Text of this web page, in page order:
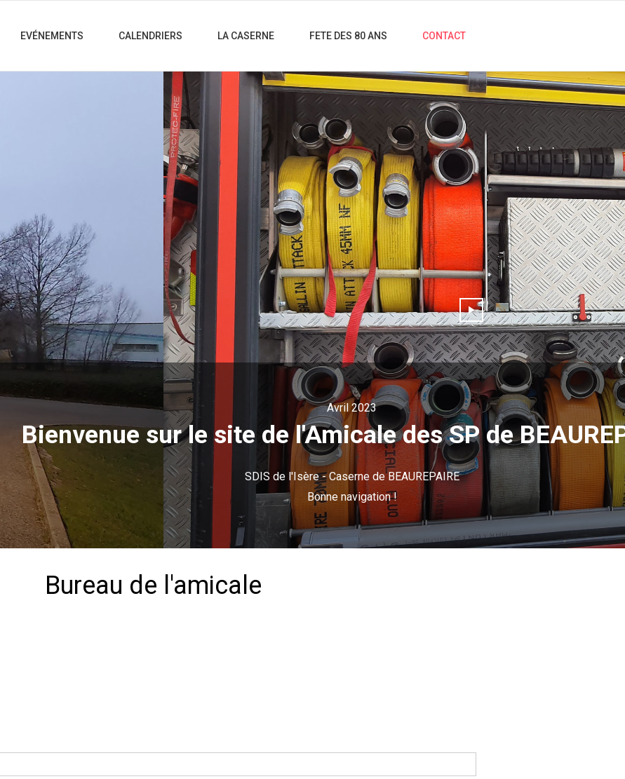
EVÉNEMENTS CALENDRIERS LA CASERNE FETE DES 80 ANS CONTACT
Avril 2023
Bienvenue sur le site de l'Amicale des SP de
SDIS de l'Isère - Caserne de BEAUREPAIRE
Bonne navigation !
Bureau de l'amicale